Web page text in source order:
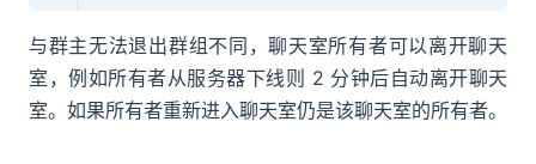
与群主无法退出群组不同，聊天室所有者可以离开聊天
室，例如所有者从服务器下线则 2 分钟后自动离开聊天
室。如果所有者重新进入聊天室仍是该聊天室的所有者。